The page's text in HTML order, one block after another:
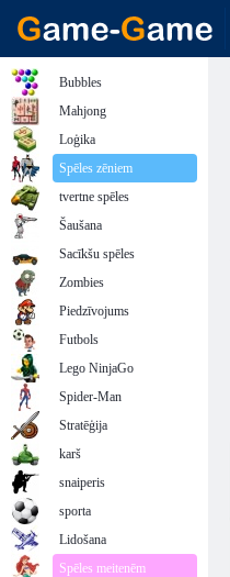
Bubbles
Mahjong
Loģika
Spēles zēniem
tvertne spēles
Šaušana
Sacīkšu spēles
Zombies
Piedzīvojums
Futbols
Lego NinjaGo
Spider-Man
Stratēģija
karš
snaiperis
sporta
Lidošana
Spēles meitenēm